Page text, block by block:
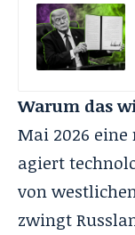
Warum das
Mai 2026 eine
agiert
von
zwingt